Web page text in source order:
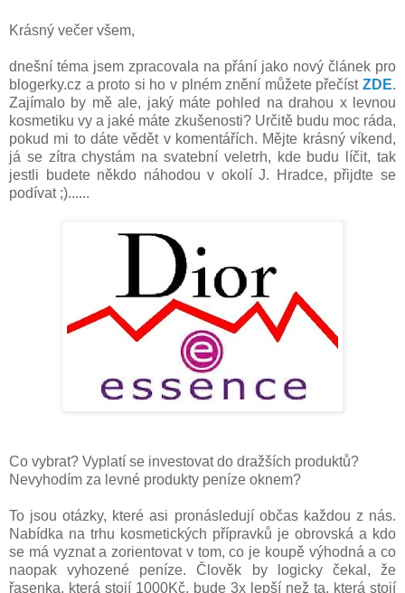
Krásný večer všem,
dnešní téma jsem zpracovala na přání jako nový článek pro
blogerky.cz a proto si ho v plném znění můžete přečíst ZDE.
Zajímalo by mě ale, jaký máte pohled na drahou x levnou
kosmetiku vy a jaké máte zkušenosti? Určitě budu moc ráda,
pokud mi to dáte vědět v komentářích. Mějte krásný víkend,
já se zítra chystám na svatební veletrh, kde budu líčit, tak
jestli budete někdo náhodou v okolí J. Hradce, přijdte se
podívat ;)......
Co vybrat? Vyplatí se investovat do dražších produktů?
Nevyhodím za levné produkty peníze oknem?
To jsou otázky, které asi pronásledují občas každou z nás.
Nabídka na trhu kosmetických přípravků je obrovská a kdo
se má vyznat a zorientovat v tom, co je koupě výhodná a co
naopak vyhozené peníze. Člověk by logicky čekal, že
řasenka, která stojí 1000Kč, bude 3x lepší než ta, která stojí